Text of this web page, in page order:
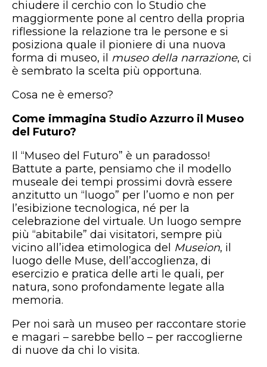
chiudere il cerchio con lo Studio che
maggiormente pone al centro della propria
riflessione la relazione tra le persone e si
posiziona quale il pioniere di una nuova
forma di museo, il museo della narrazione, ci
è sembrato la scelta più opportuna.
Cosa ne è emerso?
Come immagina Studio Azzurro il Museo
del Futuro?
Il “Museo del Futuro” è un paradosso!
Battute a parte, pensiamo che il modello
museale dei tempi prossimi dovrà essere
anzitutto un “luogo” per l’uomo e non per
l’esibizione tecnologica, né per la
celebrazione del virtuale. Un luogo sempre
più “abitabile” dai visitatori, sempre più
vicino all’idea etimologica del Museion, il
luogo delle Muse, dell’accoglienza, di
esercizio e pratica delle arti le quali, per
natura, sono profondamente legate alla
memoria.
Per noi sarà un museo per raccontare storie
e magari – sarebbe bello – per raccoglierne
di nuove da chi lo visita.